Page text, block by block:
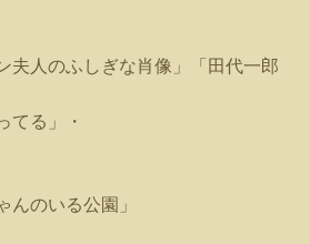
夫人のふしぎな肖像」「田代一郎
てる」・
のいる公園」